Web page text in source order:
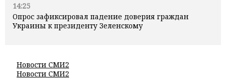
14:25
Опрос зафиксировал падение доверия граждан
Украины к президенту Зеленскому
Новости СМИ2
Новости СМИ2